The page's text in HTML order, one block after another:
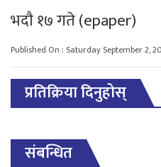
भदाै १७ गते (epaper)
Published On : Saturday September 2,
प्रतिक्रिया दिनुहोस्
संबन्धित